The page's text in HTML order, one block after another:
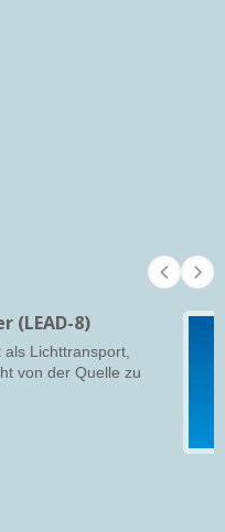
(LEAD-8)
als Lichttransport,
von der Quelle zu